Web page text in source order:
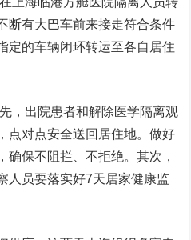
断有大巴车前来接走符合条件
定的车辆闭环转运至各自居住
，出院患者和解除医学隔离观
点对点安全送回居住地。做好
确保不阻拦、不拒绝。其次，
人员要落实好7天居家健康监